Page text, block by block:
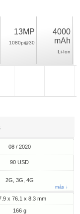
13MP
1080p@30
4000
mAh
Li-Ion
08 / 2020
90 USD
2G, 3G, 4G
más ↓
x 76.1 x 8.3 mm
166 g